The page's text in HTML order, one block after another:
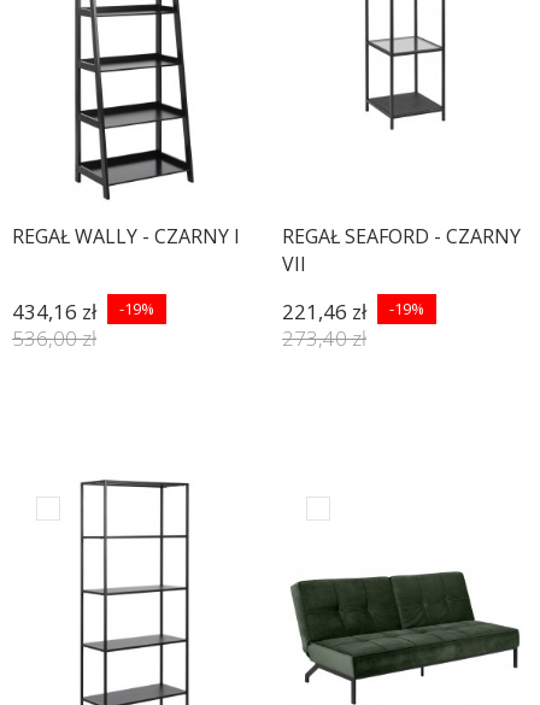
REGAŁ WALLY - CZARNY I
434,16 zł -19%
536,00 zł
REGAŁ SEAFORD - CZARNY
VII
221,46 zł -19%
273,40 zł